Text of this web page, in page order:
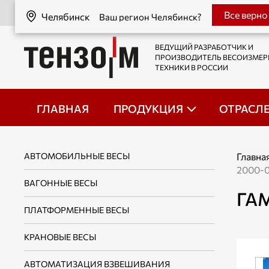
Челябинск Ваш регион Челябинск?
Челябинск Все верно
ВЕДУЩИЙ РАЗРАБОТЧИК И
ПРОИЗВОДИТЕЛЬ
ТЕХНИКИ В РОССИИ
ГЛАВНАЯ ПРОДУКЦИЯ
АВТОМОБИЛЬНЫЕ ВЕСЫ
ВАГОННЫЕ ВЕСЫ
ПЛАТФОРМЕННЫЕ ВЕСЫ
КРАНОВЫЕ ВЕСЫ
АВТОМАТИЗАЦИЯ ВЗВЕШИВАНИЯ
2000-